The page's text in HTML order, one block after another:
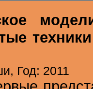
Год: 2011